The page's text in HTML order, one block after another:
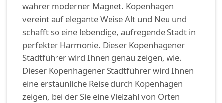
wahrer moderner Magnet. Kopenhagen
vereint auf elegante Weise Alt und Neu und
schafft so eine lebendige, aufregende Stadt in
perfekter Harmonie. Dieser Kopenhagener
Stadtführer wird Ihnen genau zeigen, wie.
Dieser Kopenhagener Stadtführer wird Ihnen
eine erstaunliche Reise durch Kopenhagen
zeigen, bei der Sie eine Vielzahl von Orten